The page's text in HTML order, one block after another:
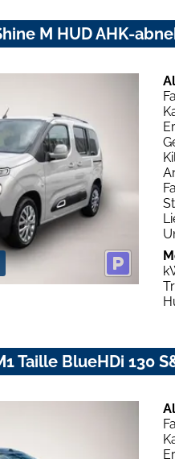
M HUD AHK-
Taille BlueHDi 130